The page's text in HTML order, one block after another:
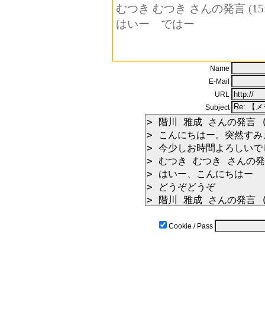
むつき むつき さんの発言
はいー ではー
Name
E-Mail
URL
Subject
Cookie / Pass